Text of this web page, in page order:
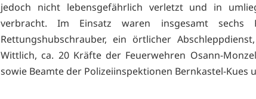
jedoch nicht lebensgefährlich verletzt und in
verbracht. Im Einsatz waren insgesamt sechs
Rettungshubschrauber, ein örtlicher
Wittlich, ca. 20 Kräfte der Feuerwehren Osann-
sowie Beamte der Polizeiinspektionen Bernkastel-Kues